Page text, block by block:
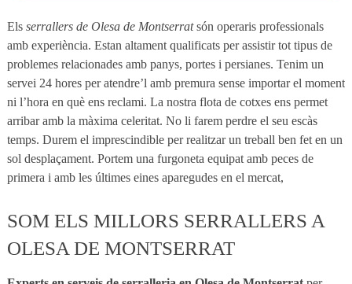
Els serrallers de Olesa de Montserratsón operaris professionals
amb experiència. Estan altament qualificats per assistir tot tipus de
problemes relacionades amb panys, portes i persianes. Tenim un
servei 24 hores per atendre’l amb premura sense importar el moment
ni l’hora en què ens reclami. La nostra flota de cotxes ens permet
arribar amb la màxima celeritat. No li farem perdre el seu escàs
temps. Durem el imprescindible per realitzar un treball ben fet en un
sol desplaçament. Portem una furgoneta equipat amb peces de
primera i amb les últimes eines aparegudes en el mercat,
SOM ELS MILLORS SERRALLERS A
OLESA DE MONTSERRAT